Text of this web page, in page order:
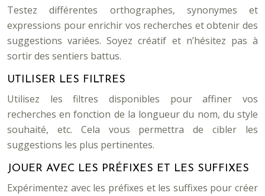
Testez différentes orthographes, synonymes et
expressions pour enrichir vos recherches et obtenir des
suggestions variées. Soyez créatif et n’hésitez pas à
sortir des sentiers battus.
UTILISER LES FILTRES
Utilisez les filtres disponibles pour affiner vos
recherches en fonction de la longueur du nom, du style
souhaité, etc. Cela vous permettra de cibler les
suggestions les plus pertinentes.
JOUER AVEC LES PRÉFIXES ET LES SUFFIXES
Expérimentez avec les préfixes et les suffixes pour créer